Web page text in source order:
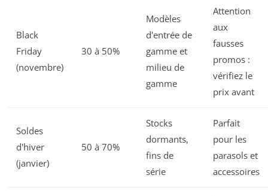
Black
Friday
(novembre)
30 à 50%
Modèles
d'entrée de
gamme et
milieu de
gamme
Attention
aux
fausses
promos :
vérifiez le
prix avant
Soldes
d'hiver
(janvier)
50 à 70%
Stocks
dormants,
fins de
série
Parfait
pour les
parasols et
accessoires